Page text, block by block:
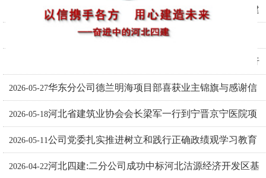
2026-06-11河北四建:集团领导督导公司学习教育及示范点创建
公司组织的河北省建筑业协会精品工程创建专题培
河北四建:公司党委理论学习中心组开展树立和践行
正确政绩观专题学习
2026-05-27华东分公司德兰明海项目部喜获业主锦旗与感谢信
2026-05-18河北省建筑业协会会长梁军一行到宁晋京宁医院项
目检查指导工作
2026-05-11公司党委扎实推进树立和践行正确政绩观学习教育
2026-04-22河北四建:二分公司成功中标河北沽源经济开发区基